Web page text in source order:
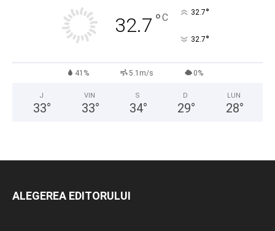
32.7 °C 32.7°
32.7°
41% 5.1m/s 0%
J
33°
VIN
33°
S
34°
D
29°
LUN
28°
ALEGEREA EDITORULUI